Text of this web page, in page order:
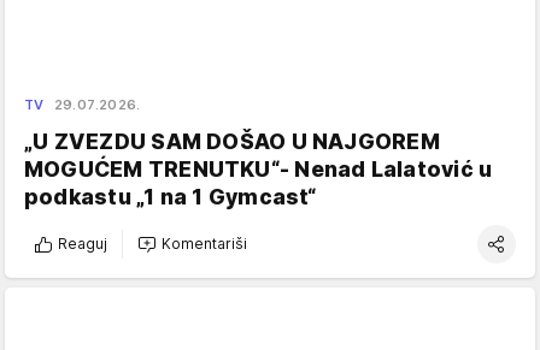
TV 29.07.2026.
„U ZVEZDU SAM DOŠAO U NAJGOREM
MOGUĆEM TRENUTKU“- Nenad Lalatović u
podkastu „1 na 1 Gymcast“
Reaguj Komentariši